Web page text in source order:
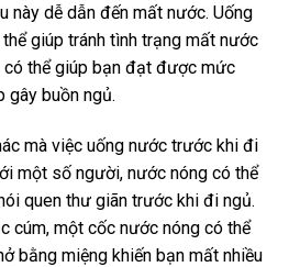
này dễ dẫn đến mất nước. Uống
giúp tránh tình trạng mất nước
có thể giúp bạn đạt được mức
gây buồn ngủ.
mà việc uống nước trước khi đi
một số người, nước nóng có thể
quen thư giãn trước khi đi ngủ.
cúm, một cốc nước nóng có thể
bằng miệng khiến bạn mất nhiều